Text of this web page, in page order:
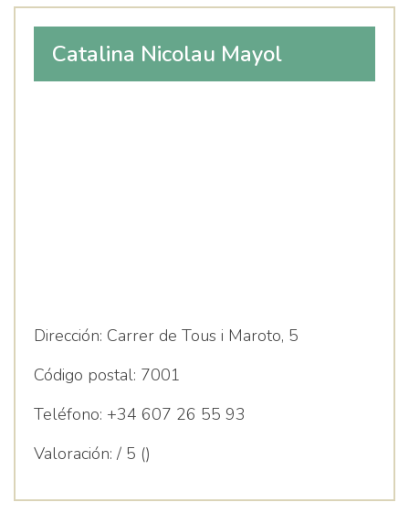
Catalina Nicolau Mayol
Dirección: Carrer de Tous i Maroto, 5
Código postal: 7001
Teléfono: +34 607 26 55 93
Valoración: / 5 ()